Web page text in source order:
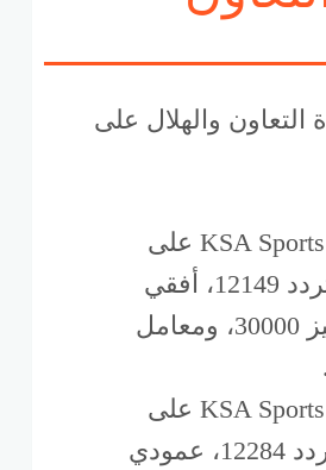
التعاون والهلال على
قناة KSA Sports 1 HD على
عربسات بتردد 12149، أفقي
بمعدل ترميز 30000، ومعامل
قناة KSA Sports 1 HD على
نايلسات بتردد 12284، عمودي